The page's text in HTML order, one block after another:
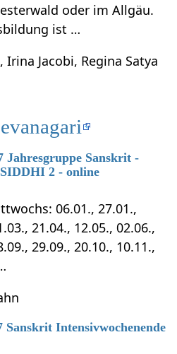
oder im Allgäu.
ist …
Irina Jacobi, Regina Satya
Jahresgruppe Sanskrit -
2 - online
06.01., 27.01.,
21.04., 12.05., 02.06.,
29.09., 20.10., 10.11.,
Sanskrit Intensivwochenende